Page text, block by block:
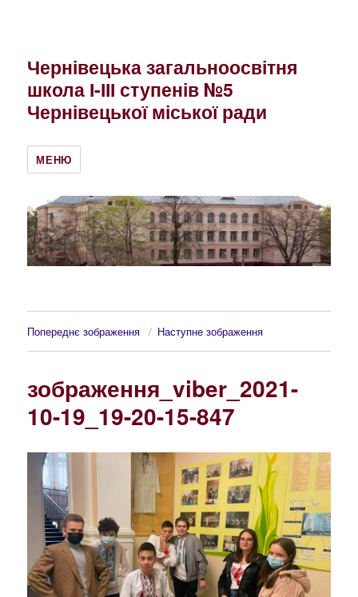
Чернівецька загальноосвітня
школа І-ІІІ ступенів №5
Чернівецької міської ради
МЕНЮ
Попереднє зображення Наступне зображення
зображення_viber_2021-
10-19_19-20-15-847